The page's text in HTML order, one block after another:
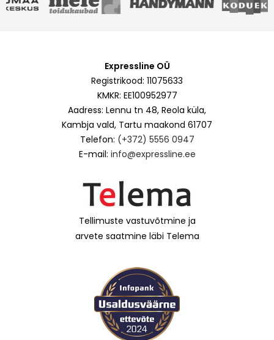
Expressline OÜ
Registrikood: 11075633
KMKR: EE100952977
Aadress: Lennu tn 48, Reola küla,
Kambja vald, Tartu maakond 61707
Telefon: (+372) 5556 0947
E-mail: info@expressline.ee
Tellimuste vastuvõtmine ja
arvete saatmine läbi Telema